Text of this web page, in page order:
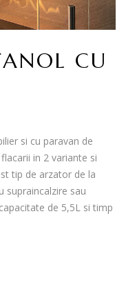
CU
si cu paravan de
in 2 variante si
tip de arzator de la
supraincalzire sau
de 5,5L si timp